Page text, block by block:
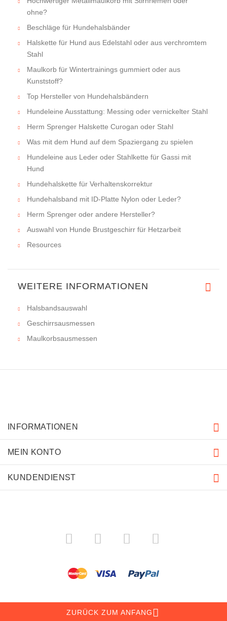
ohne?
Beschläge für Hundehalsbänder
Halskette für Hund aus Edelstahl oder aus verchromtem
Stahl
Maulkorb für Wintertrainings gummiert oder aus
Kunststoff?
Top Hersteller von Hundehalsbändern
Hundeleine Ausstattung: Messing oder vernickelter Stahl
Herm Sprenger Halskette Curogan oder Stahl
Was mit dem Hund auf dem Spaziergang zu spielen
Hundeleine aus Leder oder Stahlkette für Gassi mit
Hund
Hundehalskette für Verhaltenskorrektur
Hundehalsband mit ID-Platte Nylon oder Leder?
Herm Sprenger oder andere Hersteller?
Auswahl von Hunde Brustgeschirr für Hetzarbeit
Resources
WEITERE INFORMATIONEN
Halsbandsauswahl
Geschirrsausmessen
Maulkorbsausmessen
INFORMATIONEN
MEIN KONTO
KUNDENDIENST
ZURÜCK ZUM ANFANG